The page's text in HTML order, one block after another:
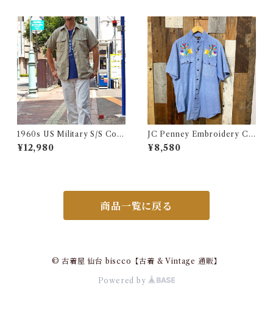
1960s US Military S/S Cott
on Poplin Shirt / 60年代 US
AF USN ARMY コットン ポ
¥12,980
JC Penney Embroidery Ch
ambray Shirt / ジェイシーペ
ニー 刺繍入り シャンブレー シ
¥8,580
商品一覧に戻る
© 古着屋 仙台 biscco【古着 & Vintage 通販】
Powered by